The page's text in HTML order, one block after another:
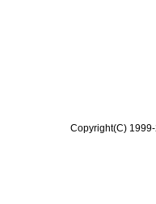
Copyright(C)